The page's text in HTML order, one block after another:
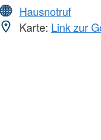
Hausnotruf
Karte: Link zur